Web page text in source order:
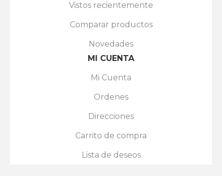
Vistos recientemente
Comparar productos
Novedades
MI CUENTA
Mi Cuenta
Ordenes
Direcciones
Carrito de compra
Lista de deseos